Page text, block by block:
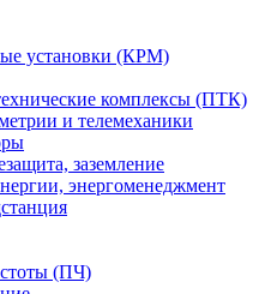
установки (КРМ)
комплексы (ПТК)
и телемеханики
заземление
энергоменеджмент
(ПЧ)